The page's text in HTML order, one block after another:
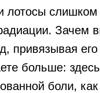
лотосы
Зачем
привязывая
больше:
боли, как